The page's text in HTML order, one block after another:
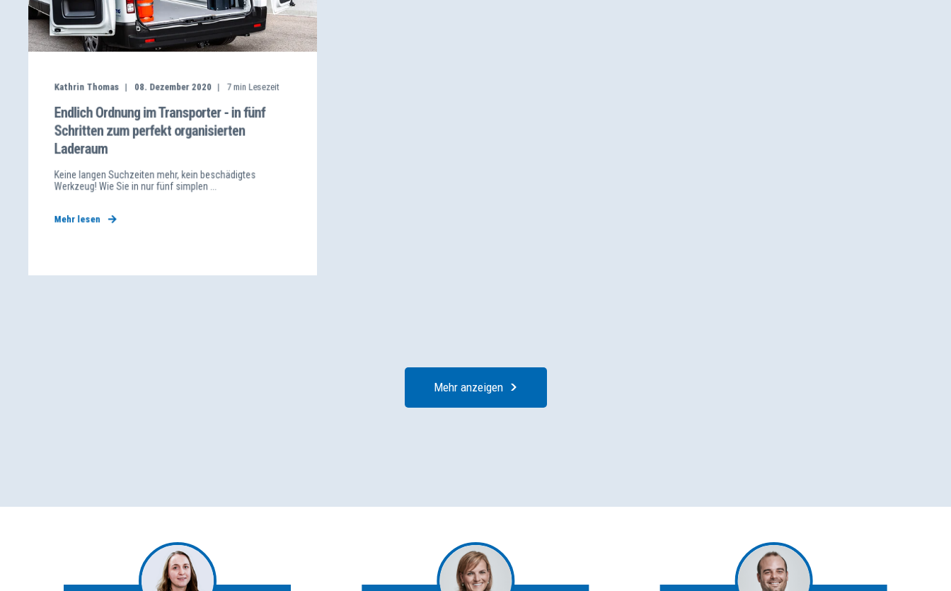
Kathrin Thomas 08. Dezember 2020 7min Lesezeit
Endlich Ordnung im Transporter - in fünf
Schritten zum perfekt organisierten
Laderaum
Keine langen Suchzeiten mehr, kein beschädigtes
Werkzeug! Wie Sie in nur fünf simplen ...
Mehr lesen
Mehr anzeigen